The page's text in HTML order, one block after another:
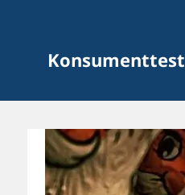
Konsumenttest